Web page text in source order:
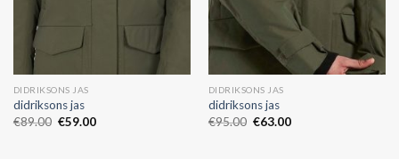
DIDRIKSONS JAS
didriksons jas
€89.00 €59.00
DIDRIKSONS JAS
didriksons jas
€95.00 €63.00